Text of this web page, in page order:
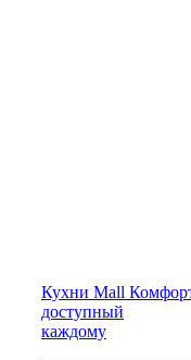
Кухни Mall
доступный
каждому